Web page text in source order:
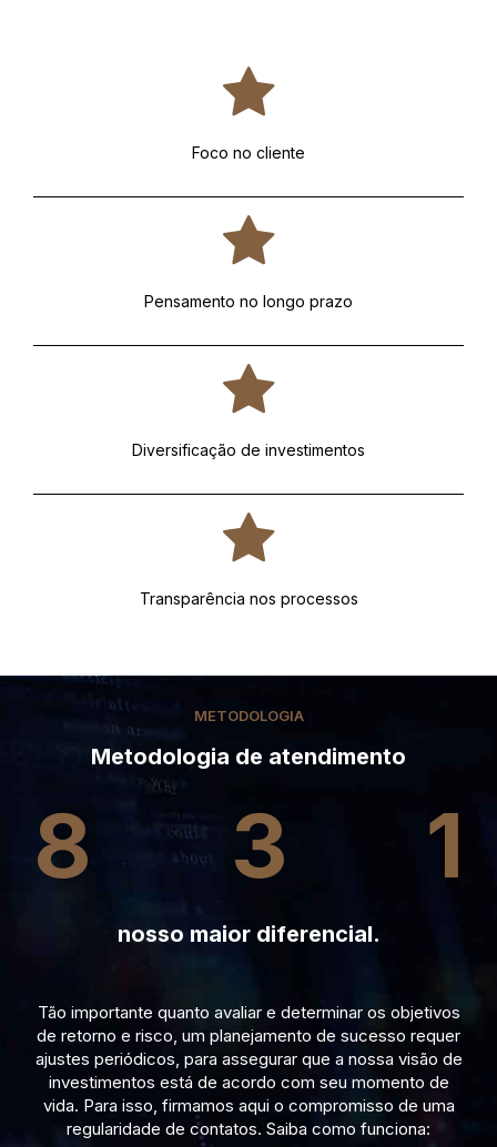
Foco no cliente
Pensamento no longo prazo
Diversificação de investimentos
Transparência nos processos
METODOLOGIA
Metodologia de atendimento
8 3 1
nosso maior diferencial.
Tão importante quanto avaliar e determinar os objetivos
de retorno e risco, um planejamento de sucesso requer
ajustes periódicos, para assegurar que a nossa visão de
investimentos está de acordo com seu momento de
vida. Para isso, firmamos aqui o compromisso de uma
regularidade de contatos. Saiba como funciona: